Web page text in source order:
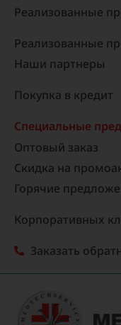
Реализованные
Реализованные
Наши партнеры
Покупка в кредит
Специальные
Оптовый заказ
Скидка на
Горячие
Корпоративных
Заказать